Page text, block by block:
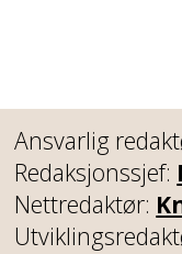
Ansvarlig
Redaksjonssjef:
Nettredaktør: